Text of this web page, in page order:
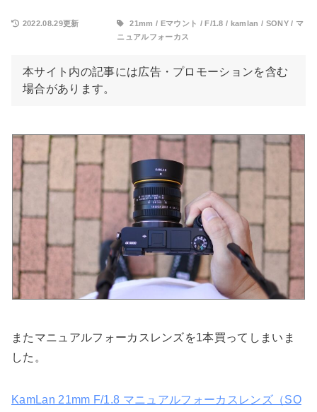
2022.08.29更新 21mm / Eマウント /F/1.8 / kamlan / SONY/ マ
ニュアルフォーカス
本サイト内の記事には広告・プロモーションを含む
場合があります。
またマニュアルフォーカスレンズを1本買ってしまいま
した。
KamLan 21mm F/1.8 マニュアルフォーカスレンズ（SO